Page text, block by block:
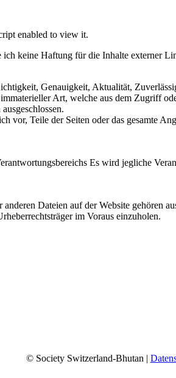
enabled to view it.
keine Haftung für die Inhalte externer
Genauigkeit, Aktualität,
Art, welche aus dem Zugriff
Teile der Seiten oder das gesamte
Es wird jegliche
Dateien auf der Website gehören
im Voraus einzuholen.
© Society Switzerland-Bhutan |